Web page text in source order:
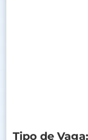
Tipo de Vaga: